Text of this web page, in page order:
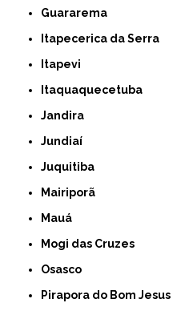
Guararema
Itapecerica da Serra
Itapevi
Itaquaquecetuba
Jandira
Jundiaí
Juquitiba
Mairiporã
Mauá
Mogi das Cruzes
Osasco
Pirapora do Bom Jesus